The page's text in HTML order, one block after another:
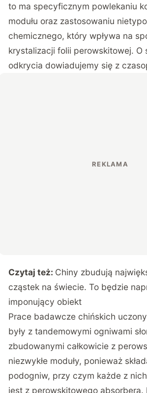
to ma specyficznym powlekaniu
modułu oraz zastosowaniu
chemicznego, który wpływa na
krystalizacji folii perowskitowej. O
odkrycia dowiadujemy się z
Czytaj też: Chiny zbudują
cząstek na świecie. To będzie
imponujący obiekt
Prace badawcze chińskich
były z tandemowymi ogniwami
zbudowanymi całkowicie z
niezwykłe moduły, ponieważ
podogniw, przy czym każde z
jest z perowskitowego absorbera.